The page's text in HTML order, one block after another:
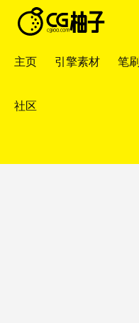
主页 引擎素材 笔刷
社区